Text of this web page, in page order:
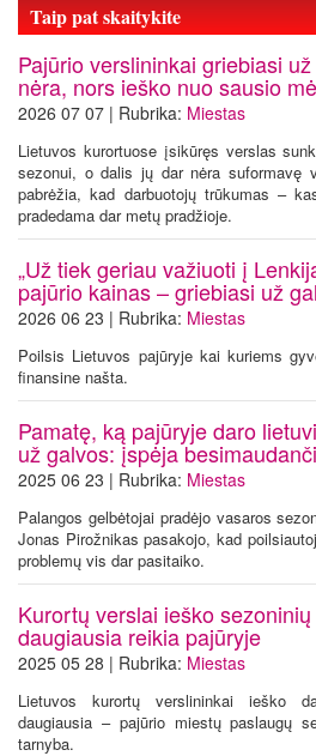
Taip pat skaitykite
Pajūrio verslininkai griebiasi
nėra, nors ieško nuo sausio
2026 07 07 | Rubrika: Miestas
Lietuvos kurortuose įsikūręs verslas
sezonui, o dalis jų dar nėra suformavę
pabrėžia, kad darbuotojų trūkumas –
pradedama dar metų pradžioje.
„Už tiek geriau važiuoti į
pajūrio kainas – griebiasi už
2026 06 23 | Rubrika: Miestas
Poilsis Lietuvos pajūryje kai kuriems
finansine našta.
Pamatę, ką pajūryje daro
už galvos: įspėja
2025 06 23 | Rubrika: Miestas
Palangos gelbėtojai pradėjo vasaros
Jonas Pirožnikas pasakojo, kad
problemų vis dar pasitaiko.
Kurortų verslai ieško
daugiausia reikia pajūryje
2025 05 28 | Rubrika: Miestas
Lietuvos kurortų verslininkai ieško
daugiausia – pajūrio miestų paslaugų
tarnyba.